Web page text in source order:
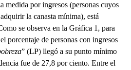
medida por ingresos (personas cuyos
la canasta mínima), está
se observa en la Gráfica 1, para
porcentaje de personas con ingresos
” (LP) llegó a su punto mínimo
fue de 27,8 por ciento. Entre el